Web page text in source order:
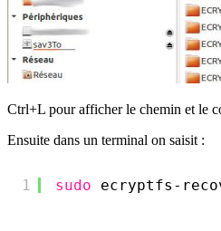
Ctrl+L pour afficher le chemin et le
Ensuite dans un terminal on saisit :
1 sudo ecryptfs-